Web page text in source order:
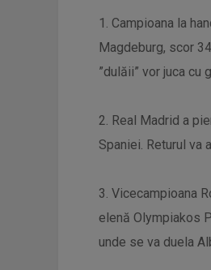
1. Campioana la
Magdeburg, scor
”dulăii” vor juca cu
2. Real Madrid a
Spaniei. Returul va
3. Vicecampioana
elenă Olympiakos
unde se va duela